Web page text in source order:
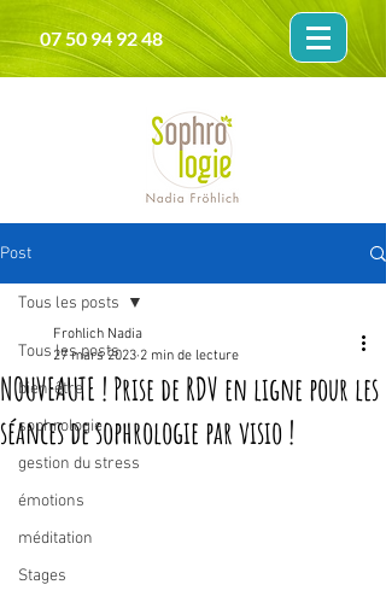
07 50 94 92 48
Post
Tous les posts
bien-être
sophrologie
gestion du stress
émotions
méditation
Stages
Tous les posts
NOUVEAUTE ! Prise de RDV en ligne pour les
séances de sophrologie par visio !
Frohlich Nadia
27 mars 2023 2 min de lecture